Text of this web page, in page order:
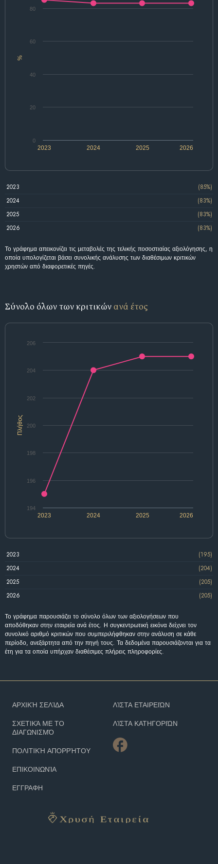
%
2024 2026
2023 2025
0
20
40
60
80
2023
(85%)
2024
(83%)
2025
(83%)
2026
(83%)
Το γράφημα απεικονίζει τις μεταβολές της τελικής ποσοστιαίας αξιολόγησης, η
οποία υπολογίζεται βάσει συνολικής ανάλυσης των διαθέσιμων κριτικών
χρηστών από διαφορετικές πηγές.
Σύνολο όλων των κριτικών ανά έτος
Πλήθος
2024 2026
2023 2025
194
196
198
200
202
204
206
2023
(195)
2024
(204)
2025
(205)
2026
(205)
Το γράφημα παρουσιάζει το σύνολο όλων των αξιολογήσεων που
αποδόθηκαν στην εταιρεία ανά έτος. Η συγκεντρωτική εικόνα δείχνει τον
συνολικό αριθμό κριτικών που συμπεριλήφθηκαν στην ανάλυση σε κάθε
περίοδο, ανεξάρτητα από την πηγή τους. Τα δεδομένα παρουσιάζονται για τα
έτη για τα οποία υπήρχαν διαθέσιμες πλήρεις πληροφορίες.
ΑΡΧΙΚΉ ΣΕΛΊΔΑ
ΣΧΕΤΙΚΆ ΜΕ ΤΟ
ΔΙΑΓΩΝΙΣΜΌ
ΠΟΛΙΤΙΚΉ ΑΠΟΡΡΉΤΟΥ
ΕΠΙΚΟΙΝΩΝΊΑ
ΕΓΓΡΑΦΗ
ΛΊΣΤΑ ΕΤΑΙΡΕΙΏΝ
ΛΊΣΤΑ ΚΑΤΗΓΟΡΙΏΝ